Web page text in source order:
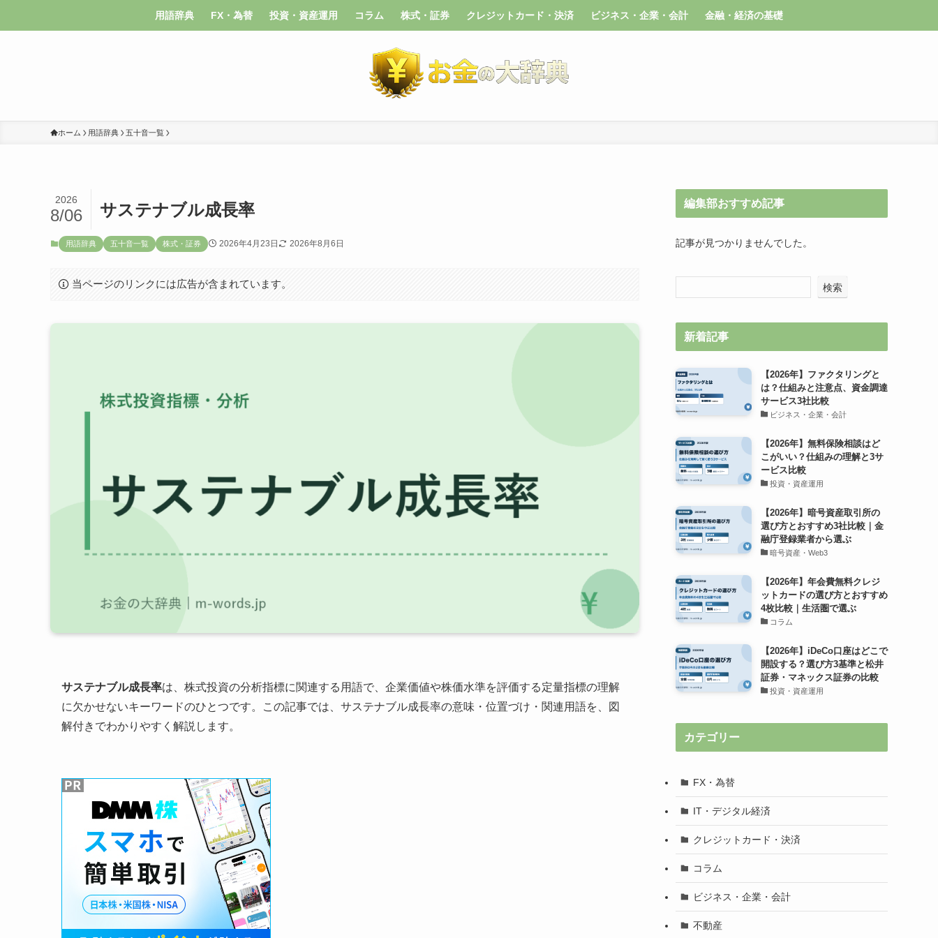
用語辞典 FX・為替 投資・資産運用 コラム 株式・証券 クレジットカード・決済 ビジネス・企業・会計 金融・経済の基礎
ホーム 用語辞典 五十音一覧
サステナブル成長率
2026
8/06
用語辞典 五十音一覧 株式・証券 2026年4月23日 2026年8月6日
当ページのリンクには広告が含まれています。
サステナブル成長率は、株式投資の分析指標に関連する用語で、企業価値や株価水準を評価する定量指標の理解
に欠かせないキーワードのひとつです。この記事では、サステナブル成長率の意味・位置づけ・関連用語を、図
解付きでわかりやすく解説します。
編集部おすすめ記事
記事が見つかりませんでした。
検索
新着記事
【2026年】ファクタリングと
は？仕組みと注意点、資金調達
サービス3社比較
ビジネス・企業・会計
【2026年】無料保険相談はど
こがいい？仕組みの理解と3サ
ービス比較
投資・資産運用
【2026年】暗号資産取引所の
選び方とおすすめ3社比較｜金
融庁登録業者から選ぶ
暗号資産・Web3
【2026年】年会費無料クレジ
ットカードの選び方とおすすめ
4枚比較｜生活圏で選ぶ
コラム
【2026年】iDeCo口座はどこで
開設する？選び方3基準と松井
証券・マネックス証券の比較
投資・資産運用
カテゴリー
FX・為替
IT・デジタル経済
クレジットカード・決済
コラム
ビジネス・企業・会計
不動産